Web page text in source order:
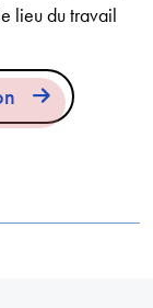
lieu du travail